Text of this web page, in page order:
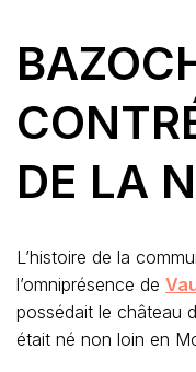
DE LA
L’histoire de la
l’omniprésence de
possédait le château
était né non loin en